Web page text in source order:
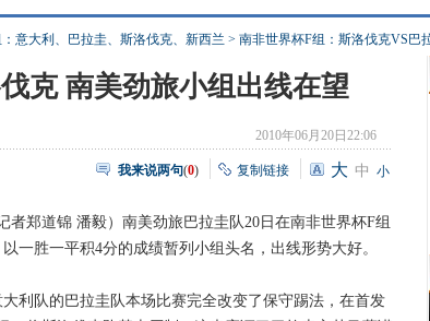
意大利、巴拉圭、斯洛伐克、新西兰 > 南非世界杯F组：斯洛伐克VS巴
克 南美劲旅小组出线在望
2010年06月20日22:06
我来说两句(0) 复制链接 大 中 小
郑道锦 潘毅）南美劲旅巴拉圭队20日在南非世界杯F组
一胜一平积4分的成绩暂列小组头名，出线形势大好。
队的巴拉圭队本场比赛完全改变了保守踢法，在首发